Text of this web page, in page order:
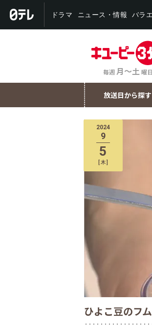
ドラマ ニュース・情報 バラ
毎週月～土 曜日
放送日から探す
2024
9
5
木]
ひよこ豆のフ